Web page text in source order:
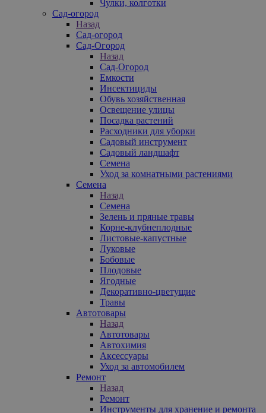
Чулки, колготки
Сад-огород
Назад
Сад-огород
Сад-Огород
Назад
Сад-Огород
Емкости
Инсектициды
Обувь хозяйственная
Освещение улицы
Посадка растений
Расходники для уборки
Садовый инструмент
Садовый ландшафт
Семена
Уход за комнатными растениями
Семена
Назад
Семена
Зелень и пряные травы
Корне-клубнеплодные
Листовые-капустные
Луковые
Бобовые
Плодовые
Ягодные
Декоративно-цветущие
Травы
Автотовары
Назад
Автотовары
Автохимия
Аксессуары
Уход за автомобилем
Ремонт
Назад
Ремонт
Инструменты для хранение и ремонта